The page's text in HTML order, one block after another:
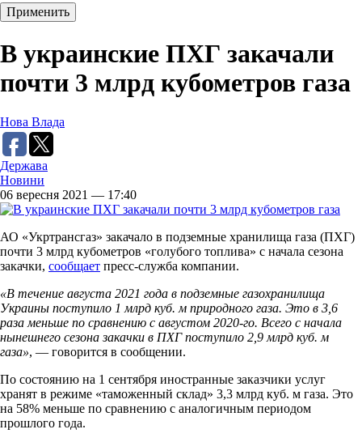
В украинские ПХГ закачали
почти 3 млрд кубометров газа
Нова Влада
Держава
Новини
06 вересня 2021 — 17:40
АО «Укртрансгаз» закачало в подземные хранилища газа (ПХГ)
почти 3 млрд кубометров «голубого топлива» с начала сезона
закачки, сообщает пресс-служба компании.
«В течение августа 2021 года в подземные газохранилища
Украины поступило 1 млрд куб. м природного газа. Это в 3,6
раза меньше по сравнению с августом 2020-го. Всего с начала
нынешнего сезона закачки в ПХГ поступило 2,9 млрд куб. м
газа», — говорится в сообщении.
По состоянию на 1 сентября иностранные заказчики услуг
хранят в режиме «таможенный склад» 3,3 млрд куб. м газа. Это
на 58% меньше по сравнению с аналогичным периодом
прошлого года.